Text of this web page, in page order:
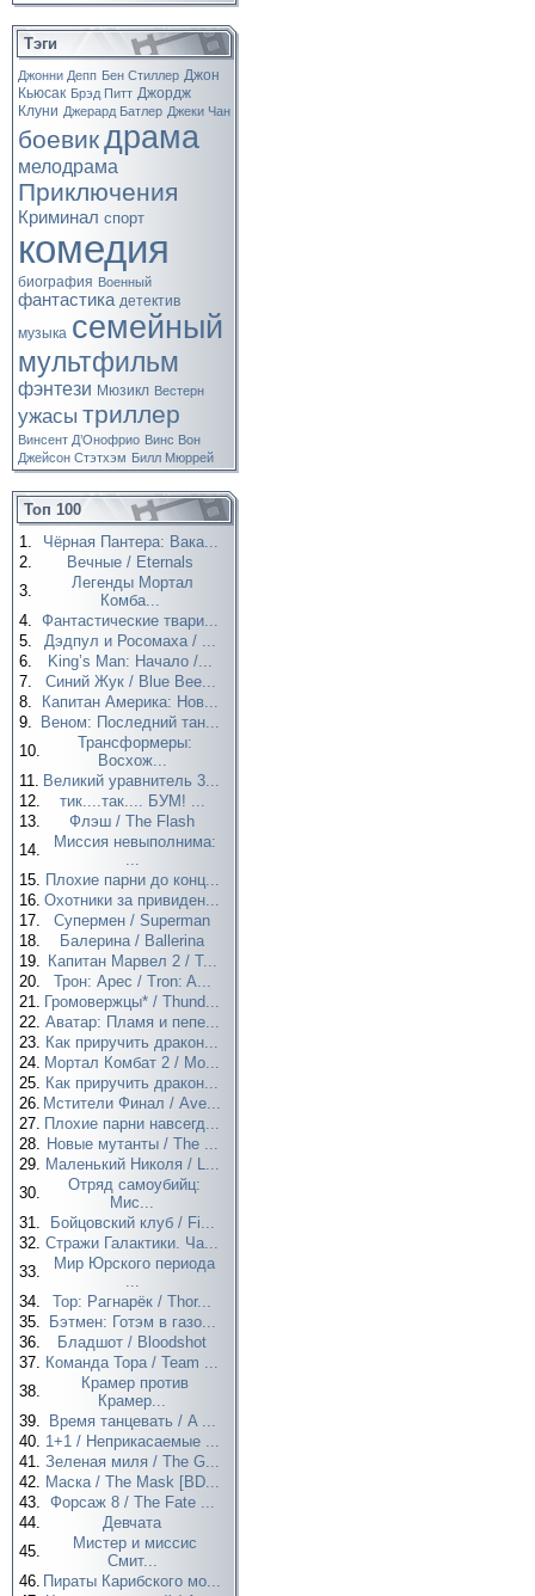
Тэги
Джонни Депп Бен Стиллер Джон
Кьюсак Брэд Питт Джордж
Клуни Джерард Батлер Джеки Чан
боевикдрама
мелодрама
Приключения
Криминал спорт
комедия
биография Военный
фантастика детектив
музыка семейный
мультфильм
фэнтези Мюзикл Вестерн
ужасы триллер
Винсент Д’Онофрио Винс Вон
Джейсон Стэтхэм Билл Мюррей
Топ 100
1.
Чёрная Пантера: Вака...
2.
Вечные / Eternals
3.
Легенды Мортал
Комба...
4. Фантастические твари...
5.
Дэдпул и Росомаха / ...
6.
King’s Man: Начало /...
7.
Синий Жук / Blue Bee...
8.
Капитан Америка: Нов...
9.
Веном: Последний тан...
10.
Трансформеры:
Восхож...
11. Великий уравнитель 3...
12.
тик....так.... БУМ! ...
13.
Флэш / The Flash
14.
Миссия невыполнима:
...
15. Плохие парни до конц...
16. Охотники за привиден...
17.
Супермен / Superman
18.
Балерина / Ballerina
19. Капитан Марвел 2 / T...
20.
Трон: Арес / Tron: A...
21. Громовержцы* / Thund...
22. Аватар: Пламя и пепе...
23. Как приручить дракон...
24. Мортал Комбат 2 / Mo...
25. Как приручить дракон...
26. Мстители Финал / Ave...
27. Плохие парни навсегд...
28. Новые мутанты / The ...
29. Маленький Николя / L...
30.
Отряд самоубийц:
Мис...
31.
Бойцовский клуб / Fi...
32. Стражи Галактики. Ча...
33.
Мир Юрского периода
...
34.
Тор: Рагнарёк / Thor...
35.
Бэтмен: Готэм в газо...
36.
Бладшот / Bloodshot
37. Команда Тора / Team ...
38.
Крамер против
Крамер...
39.
Время танцевать / A ...
40. 1+1 / Неприкасаемые ...
41. Зеленая миля / The G...
42. Маска / The Mask [BD...
43. Форсаж 8 / The Fate ...
44.
Девчата
45.
Мистер и миссис
Смит...
46. Пираты Карибского мо...